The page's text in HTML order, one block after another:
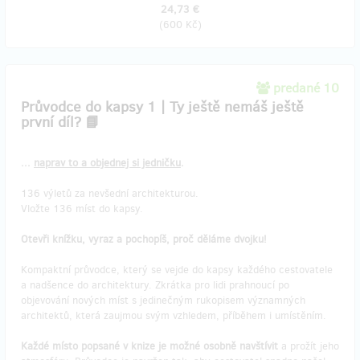
24,73 €
(600 Kč)
predané 10
Průvodce do kapsy 1 | Ty ještě nemáš ještě
první díl? 📘
... naprav to a objednej si jedničku.
136 výletů za nevšední architekturou.
Vložte 136 míst do kapsy.
Otevři knížku, vyraz a pochopíš, proč děláme dvojku!
Kompaktní průvodce, který se vejde do kapsy každého cestovatele
a nadšence do architektury. Zkrátka pro lidi prahnoucí po
objevování nových míst s jedinečným rukopisem významných
architektů, která zaujmou svým vzhledem, příběhem i umístěním.
Každé místo popsané v knize je možné osobně navštívit a prožít jeho